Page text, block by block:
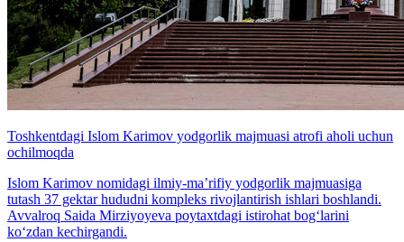
Toshkentdagi Islom Karimov yodgorlik majmuasi atrofi aholi uchun
ochilmoqda
Islom Karimov nomidagi ilmiy-ma’rifiy yodgorlik majmuasiga
tutash 37 gektar hududni kompleks rivojlantirish ishlari boshlandi.
Avvalroq Saida Mirziyoyeva poytaxtdagi istirohat bog‘larini
ko‘zdan kechirgandi.